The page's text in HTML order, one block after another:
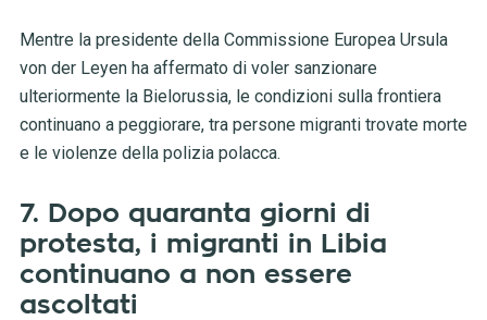
Mentre la presidente della Commissione Europea Ursula
von der Leyen ha affermato di voler sanzionare
ulteriormente la Bielorussia, le condizioni sulla frontiera
continuano a peggiorare, tra persone migranti trovate morte
e le violenze della polizia polacca.
7. Dopo quaranta giorni di
protesta, i migranti in Libia
continuano a non essere
ascoltati